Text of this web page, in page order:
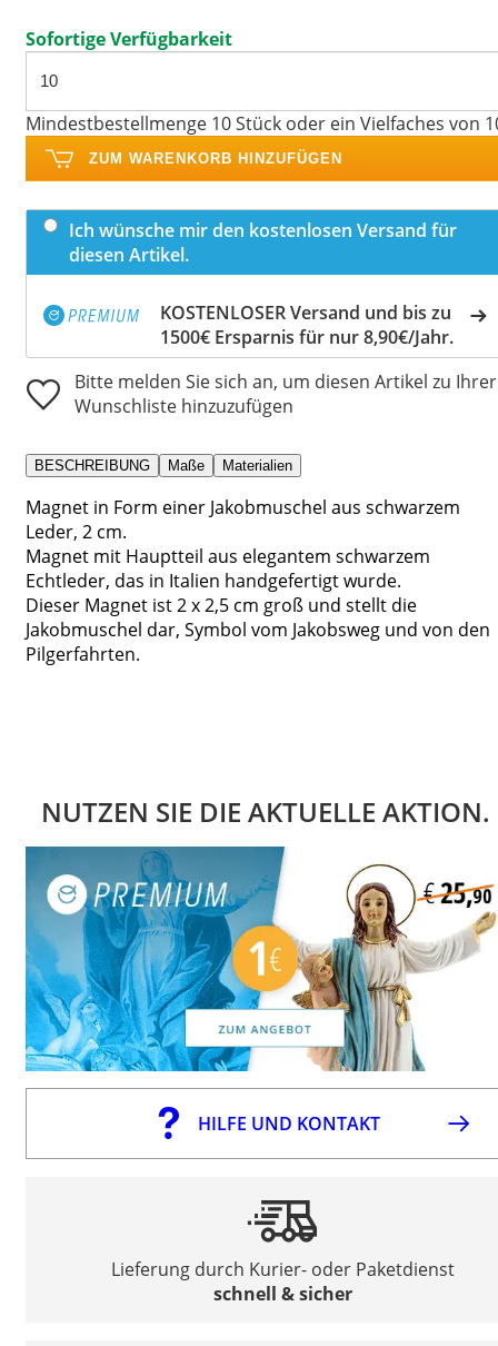
Sofortige Verfügbarkeit
Mindestbestellmenge 10 Stück oder ein Vielfaches von
ZUM WARENKORB HINZUFÜGEN
Ich wünsche mir den kostenlosen Versand für
diesen Artikel.
KOSTENLOSER Versand und bis zu
1500€ Ersparnis für nur 8,90€/Jahr.
Bitte melden Sie sich an, um diesen Artikel zu Ihrer
Wunschliste hinzuzufügen
BESCHREIBUNG Maße Materialien
Magnet in Form einer Jakobmuschel aus schwarzem
Leder, 2 cm.
Magnet mit Hauptteil aus elegantem schwarzem
Echtleder, das in Italien handgefertigt wurde.
Dieser Magnet ist 2 x 2,5 cm groß und stellt die
Jakobmuschel dar, Symbol vom Jakobsweg und von den
Pilgerfahrten.
NUTZEN SIE DIE AKTUELLE AKTION.
HILFE UND KONTAKT
Lieferung durch Kurier- oder Paketdienst
schnell & sicher